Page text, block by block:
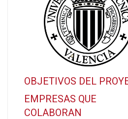
OBJETIVOS DEL
EMPRESAS QUE
COLABORAN